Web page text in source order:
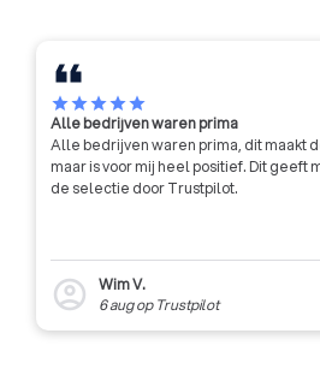
starstarstarstarstar
Alle bedrijven waren prima
Alle bedrijven waren prima, dit maakt
maar is voor mij heel positief. Dit geeft
de selectie door Trustpilot.
account_circle
Wim V.
6 augop Trustpilot